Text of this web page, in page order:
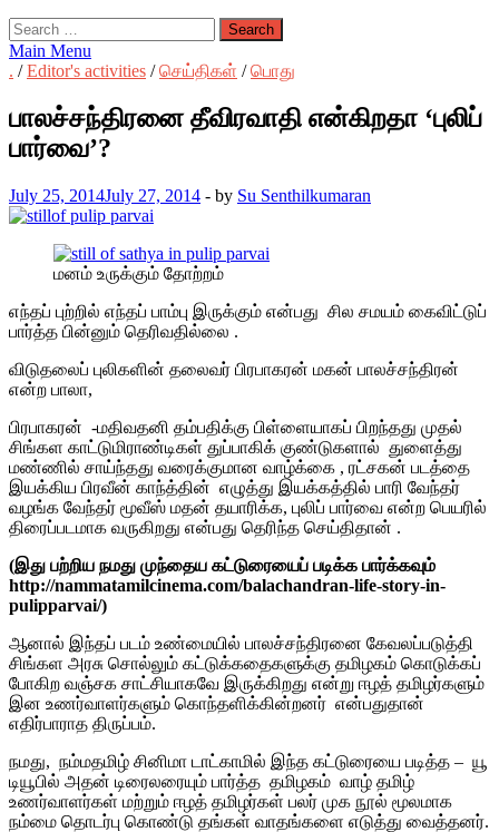
Search
for:
Main Menu
. /Editor's activities /செய்திகள் /பொது
பாலச்சந்திரனை தீவிரவாதி என்கிறதா ‘புலிப்
பார்வை’?
July 25, 2014July 27, 2014 - by Su Senthilkumaran
மனம் உருக்கும் தோற்றம்
எந்தப் புற்றில் எந்தப் பாம்பு இருக்கும் என்பது சில சமயம் கைவிட்டுப்
பார்த்த பின்னும் தெரிவதில்லை .
விடுதலைப் புலிகளின் தலைவர் பிரபாகரன் மகன் பாலச்சந்திரன்
என்ற பாலா,
பிரபாகரன் -மதிவதனி தம்பதிக்கு பிள்ளையாகப் பிறந்தது முதல்
சிங்கள காட்டுமிராண்டிகள் துப்பாகிக் குண்டுகளால் துளைத்து
மண்ணில் சாய்ந்தது வரைக்குமான வாழ்க்கை , ரட்சகன் படத்தை
இயக்கிய பிரவீன் காந்த்தின் எழுத்து இயக்கத்தில் பாரி வேந்தர்
வழங்க வேந்தர் மூவீஸ் மதன் தயாரிக்க, புலிப் பார்வை என்ற பெயரில்
திரைப்படமாக வருகிறது என்பது தெரிந்த செய்திதான் .
(இது பற்றிய நமது முந்தைய கட்டுரையைப் படிக்க பார்க்கவும்
http://nammatamilcinema.com/balachandran-life-story-in-
pulipparvai/)
ஆனால் இந்தப் படம் உண்மையில் பாலச்சந்திரனை கேவலப்படுத்தி
சிங்கள அரசு சொல்லும் கட்டுக்கதைகளுக்கு தமிழகம் கொடுக்கப்
போகிற வஞ்சக சாட்சியாகவே இருக்கிறது என்று ஈழத் தமிழர்களும்
இன உணர்வாளர்களும் கொந்தளிக்கின்றனர் என்பதுதான்
எதிர்பாராத திருப்பம்.
நமது, நம்மதமிழ் சினிமா டாட்காமில் இந்த கட்டுரையை படித்த – யூ
டியூபில் அதன் டிரைலரையும் பார்த்த தமிழகம் வாழ் தமிழ்
உணர்வாளர்கள் மற்றும் ஈழத் தமிழர்கள் பலர் முக நூல் மூலமாக
நம்மை தொடர்பு கொண்டு தங்கள் வாதங்களை எடுத்து வைத்தனர்.